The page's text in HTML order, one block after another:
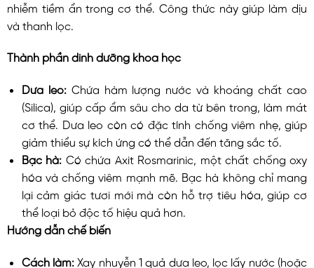
nhiễm tiềm ẩn trong cơ thể. Công thức này giúp làm dịu
và thanh lọc.
Thành phần dinh dưỡng khoa học
Dưa leo: Chứa hàm lượng nước và khoáng chất cao
(Silica), giúp cấp ẩm sâu cho da từ bên trong, làm mát
cơ thể. Dưa leo còn có đặc tính chống viêm nhẹ, giúp
giảm thiểu sự kích ứng có thể dẫn đến tăng sắc tố.
Bạc hà: Có chứa Axit Rosmarinic, một chất chống oxy
hóa và chống viêm mạnh mẽ. Bạc hà không chỉ mang
lại cảm giác tươi mới mà còn hỗ trợ tiêu hóa, giúp cơ
thể loại bỏ độc tố hiệu quả hơn.
Hướng dẫn chế biến
Cách làm:Xay nhuyễn 1 quả dưa leo, lọc lấy nước (hoặc